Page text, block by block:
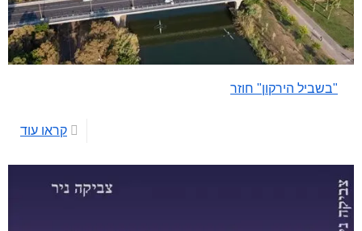
"בשביל הירקון" חוזר
קראו עוד